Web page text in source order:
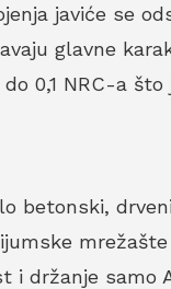
javiće se
glavne
0,1 NRC-a
betonski,
držanje